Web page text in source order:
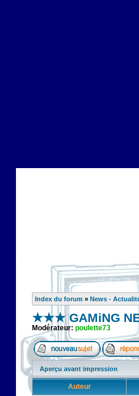
Index du forum » News -
★★★ GAMiNG
Modérateur: poulette73
Aperçu avant impression
Auteur